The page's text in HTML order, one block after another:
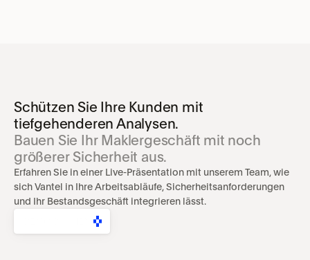
Schützen Sie Ihre Kunden mit
tiefgehenderen Analysen.
Bauen Sie Ihr Maklergeschäft mit noch
größerer Sicherheit aus.
Erfahren Sie in einer Live-Präsentation mit unserem Team, wie
sich Vantel in Ihre Arbeitsabläufe, Sicherheitsanforderungen
und Ihr Bestandsgeschäft integrieren lässt.